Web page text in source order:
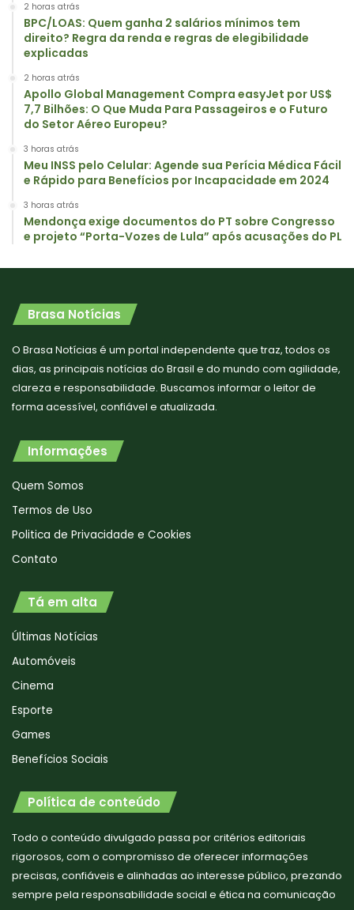
2 horas atrás
BPC/LOAS: Quem ganha 2 salários mínimos tem
direito? Regra da renda e regras de elegibilidade
explicadas
2 horas atrás
Apollo Global Management Compra easyJet por US$
7,7 Bilhões: O Que Muda Para Passageiros e o Futuro
do Setor Aéreo Europeu?
3 horas atrás
Meu INSS pelo Celular: Agende sua Perícia Médica Fácil
e Rápido para Benefícios por Incapacidade em 2024
3 horas atrás
Mendonça exige documentos do PT sobre Congresso
e projeto “Porta-Vozes de Lula” após acusações do PL
Brasa Notícias
O Brasa Notícias é um portal independente que traz, todos os
dias, as principais notícias do Brasil e do mundo com agilidade,
clareza e responsabilidade. Buscamos informar o leitor de
forma acessível, confiável e atualizada.
Informações
Quem Somos
Termos de Uso
Politica de Privacidade e Cookies
Contato
Tá em alta
Últimas Notícias
Automóveis
Cinema
Esporte
Games
Benefícios Sociais
Política de conteúdo
Todo o conteúdo divulgado passa por critérios editoriais
rigorosos, com o compromisso de oferecer informações
precisas, confiáveis e alinhadas ao interesse público, prezando
sempre pela responsabilidade social e ética na comunicação